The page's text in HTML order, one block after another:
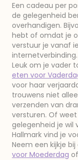
Een cadeau per
de gelegenheid
overhandigen.
hebt of omdat je
verstuur je vanaf
Leuk om je vader
eten voor
voor haar
trouwens niet
verzenden van
versturen. Of
gelegenheid je wil
Hallmark vind je
Neem een kijkje bij
voor Moederdag of